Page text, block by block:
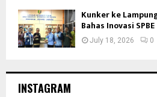
Kunker ke
Bahas Inovasi SPBE
July 18, 2026 0
INSTAGRAM